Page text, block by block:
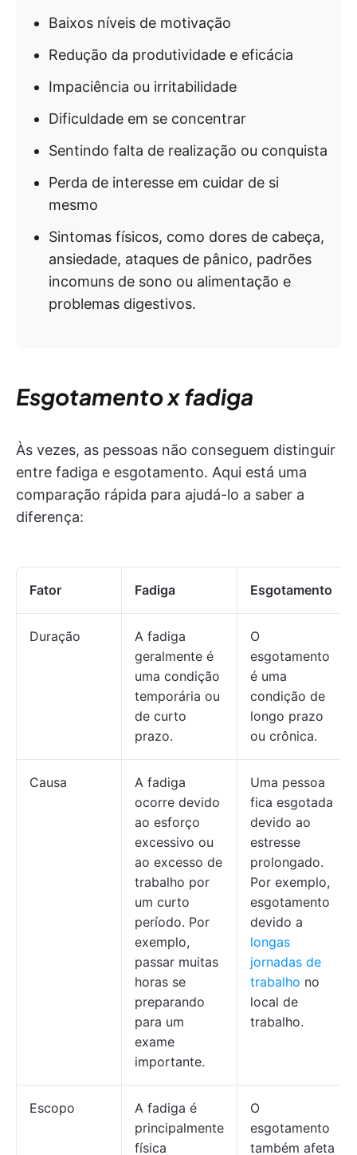
Baixos níveis de motivação
Redução da produtividade e eficácia
Impaciência ou irritabilidade
Dificuldade em se concentrar
Sentindo falta de realização ou conquista
Perda de interesse em cuidar de si
mesmo
Sintomas físicos, como dores de cabeça,
ansiedade, ataques de pânico, padrões
incomuns de sono ou alimentação e
problemas digestivos.
Esgotamento x fadiga
Às vezes, as pessoas não conseguem distinguir
entre fadiga e esgotamento. Aqui está uma
comparação rápida para ajudá-lo a saber a
diferença:
Fator Fadiga Esgotamento
Duração
A fadiga
geralmente é
uma condição
temporária ou
de curto
prazo.
O
esgotamento
é uma
condição de
longo prazo
ou crônica.
Causa
A fadiga
ocorre devido
ao esforço
excessivo ou
ao excesso de
trabalho por
um curto
período. Por
exemplo,
passar muitas
horas se
preparando
para um
exame
importante.
Uma pessoa
fica esgotada
devido ao
estresse
prolongado.
Por exemplo,
esgotamento
devido a
longas
jornadas de
trabalho no
local de
trabalho.
Escopo
A fadiga é
principalmente
física
O
esgotamento
também afeta